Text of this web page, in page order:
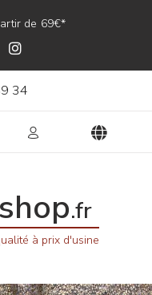
de 69€*
34
shop.fr
à prix d'usine